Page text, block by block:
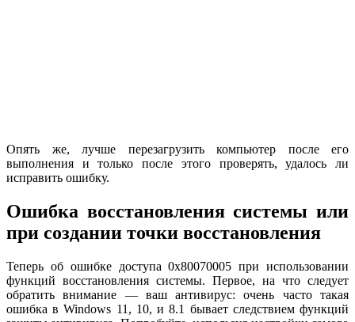
Опять же, лучше перезагрузить компьютер после его
выполнения и только после этого проверять, удалось ли
исправить ошибку.
Ошибка восстановления системы или
при создании точки восстановления
Теперь об ошибке доступа 0x80070005 при использовании
функций восстановления системы. Первое, на что следует
обратить внимание — ваш антивирус: очень часто такая
ошибка в Windows 11, 10, и 8.1 бывает следствием функций